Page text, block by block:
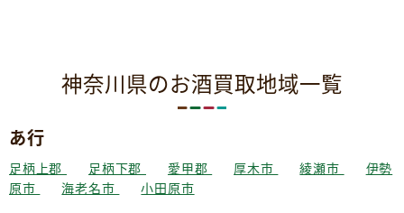
神奈川県のお酒買取地域一覧
あ行
足柄上郡 足柄下郡 愛甲郡 厚木市 綾瀬市
伊勢
原市
海老名市 小田原市